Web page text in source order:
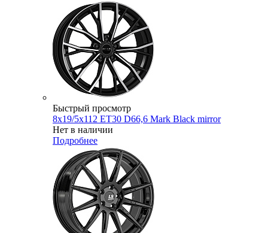
Быстрый просмотр
8x19/5x112 ET30 D66,6 Mark Black mirror
Нет в наличии
Подробнее